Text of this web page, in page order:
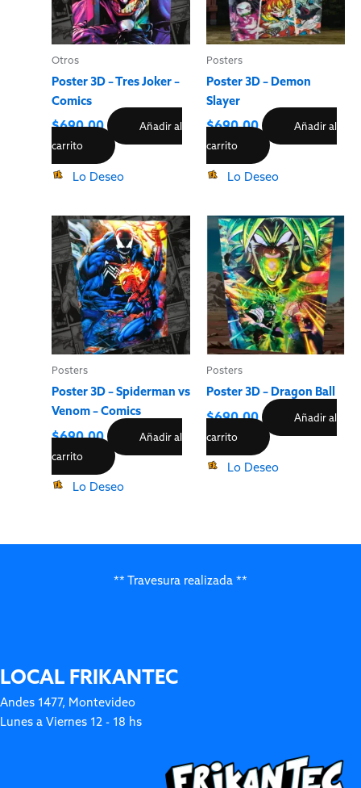
Otros
Poster 3D – Tres Joker –
Comics
$690.00
Añadir al
carrito
Lo Deseo
Posters
Poster 3D – Demon
Slayer
$690.00
Añadir al
carrito
Lo Deseo
Posters
Poster 3D – Spiderman vs
Venom – Comics
$690.00
Añadir al
carrito
Lo Deseo
Posters
Poster 3D – Dragon Ball
$690.00
Añadir al
carrito
Lo Deseo
** Travesura realizada **
LOCAL FRIKANTEC
Andes 1477, Montevideo
Lunes a Viernes 12 - 18 hs